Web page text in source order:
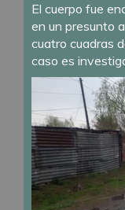
El cuerpo fue
en un presunto
cuatro cuadras
caso es